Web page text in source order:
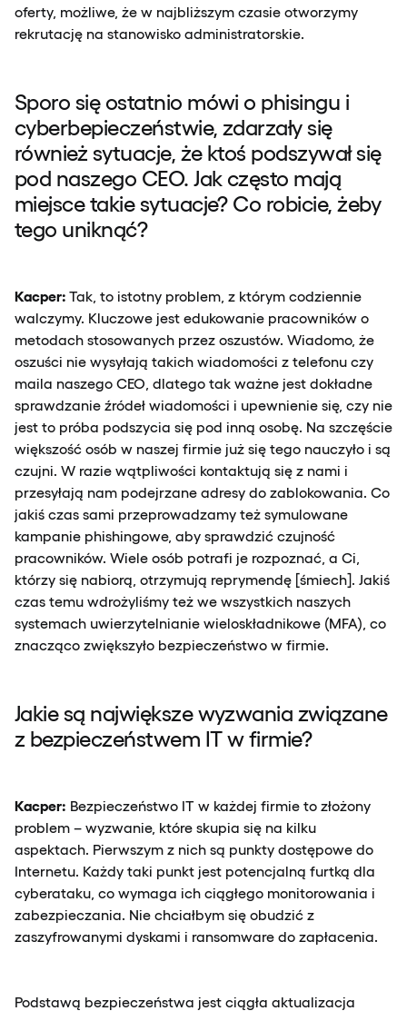
oferty, możliwe, że w najbliższym czasie otworzymy
rekrutację na stanowisko administratorskie.
Sporo się ostatnio mówi o phisingu i
cyberbepieczeństwie, zdarzały się
również sytuacje, że ktoś podszywał się
pod naszego CEO. Jak często mają
miejsce takie sytuacje? Co robicie, żeby
tego uniknąć?
Kacper: Tak, to istotny problem, z którym codziennie
walczymy. Kluczowe jest edukowanie pracowników o
metodach stosowanych przez oszustów. Wiadomo, że
oszuści nie wysyłają takich wiadomości z telefonu czy
maila naszego CEO, dlatego tak ważne jest dokładne
sprawdzanie źródeł wiadomości i upewnienie się, czy nie
jest to próba podszycia się pod inną osobę. Na szczęście
większość osób w naszej firmie już się tego nauczyło i są
czujni. W razie wątpliwości kontaktują się z nami i
przesyłają nam podejrzane adresy do zablokowania. Co
jakiś czas sami przeprowadzamy też symulowane
kampanie phishingowe, aby sprawdzić czujność
pracowników. Wiele osób potrafi je rozpoznać, a Ci,
którzy się nabiorą, otrzymują reprymendę [śmiech]. Jakiś
czas temu wdrożyliśmy też we wszystkich naszych
systemach uwierzytelnianie wieloskładnikowe (MFA), co
znacząco zwiększyło bezpieczeństwo w firmie.
Jakie są największe wyzwania związane
z bezpieczeństwem IT w firmie?
Kacper: Bezpieczeństwo IT w każdej firmie to złożony
problem – wyzwanie, które skupia się na kilku
aspektach. Pierwszym z nich są punkty dostępowe do
Internetu. Każdy taki punkt jest potencjalną furtką dla
cyberataku, co wymaga ich ciągłego monitorowania i
zabezpieczania. Nie chciałbym się obudzić z
zaszyfrowanymi dyskami i ransomware do zapłacenia.
Podstawą bezpieczeństwa jest ciągła aktualizacja